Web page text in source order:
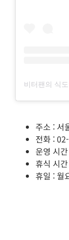
주소 : 서
전화 :
운영 시
휴식 시
휴일 : 월